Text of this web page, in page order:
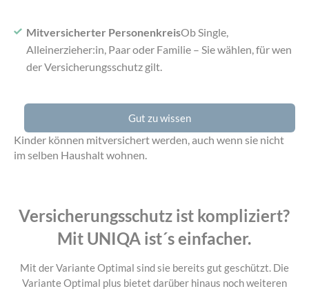
Mitversicherter PersonenkreisOb Single,
Alleinerzieher:in, Paar oder Familie – Sie wählen, für wen
der Versicherungsschutz gilt.
Gut zu wissen
Kinder können mitversichert werden, auch wenn sie nicht
im selben Haushalt wohnen.
Versicherungsschutz ist kompliziert?
Mit UNIQA ist´s einfacher.
Mit der Variante Optimal sind sie bereits gut geschützt. Die
Variante Optimal plus bietet darüber hinaus noch weiteren